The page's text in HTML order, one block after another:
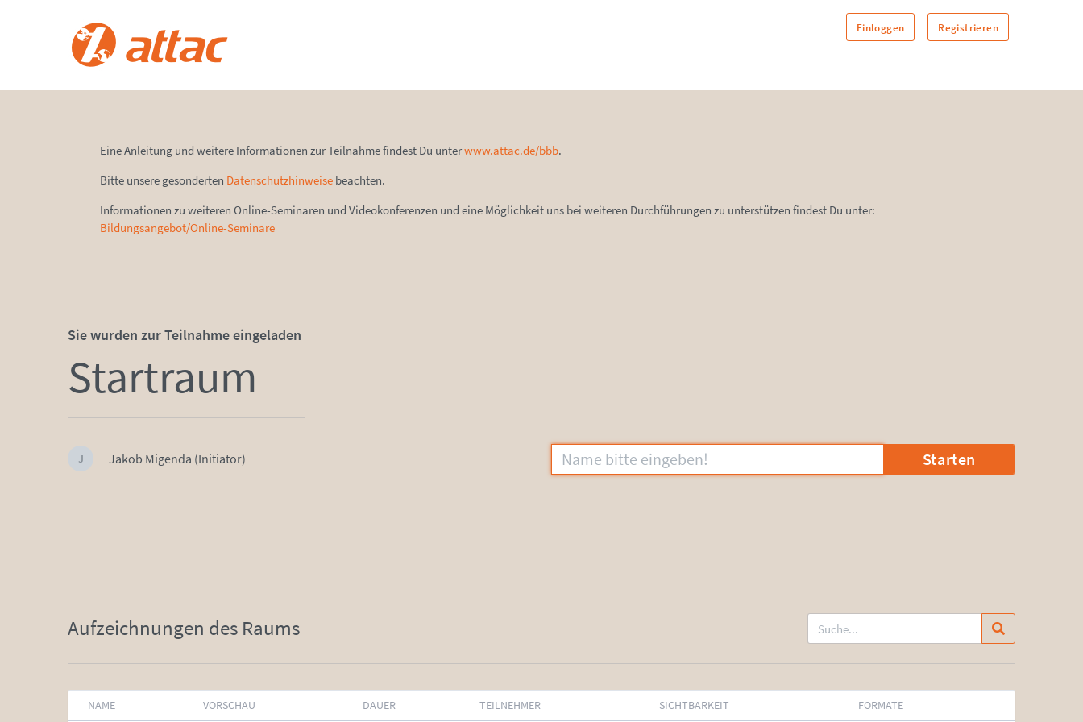
Einloggen Registrieren
Eine Anleitung und weitere Informationen zur Teilnahme findest Du unterwww.attac.de/bbb.
Bitte unsere gesonderten Datenschutzhinweise beachten.
Informationen zu weiteren Online-Seminaren und Videokonferenzen und eine Möglichkeit uns bei weiteren Durchführungen zu unterstützen findest Du unter:
Bildungsangebot/Online-Seminare
Sie wurden zur Teilnahme eingeladen
Startraum
J Jakob Migenda (Initiator) Starten
Aufzeichnungen des Raums
NAME VORSCHAU DAUER TEILNEHMER SICHTBARKEIT FORMATE